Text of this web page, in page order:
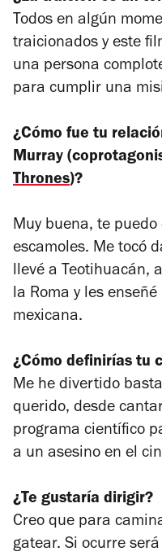
Todos en algún
traicionados y este
una persona
para cumplir una
¿Cómo fue tu
Murray
Thrones)?
Muy buena, te
escamoles. Me tocó
llevé a Teotihuacán,
la Roma y les
mexicana.
¿Cómo definirías tu
Me he divertido
querido, desde
programa científico
a un asesino en el
¿Te gustaría dirigir?
Creo que para
gatear. Si ocurre